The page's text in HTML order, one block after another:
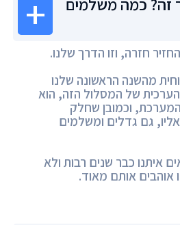
זה? כמה משלמים
חזרה, וזו הדרך שלנו.
מהשנה הראשונה שלנו
של המסלול הזה, הוא
וכמובן שחלק
גם גדלים ומשלמים
איתנו כבר שנים רבות ולא
אוהבים אותם מאוד.